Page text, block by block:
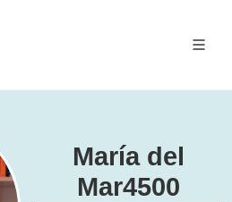
María del
Mar4500